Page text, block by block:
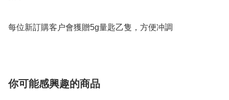
每位新訂購客户會獲贈5g量匙乙隻，方便冲調
你可能感興趣的商品